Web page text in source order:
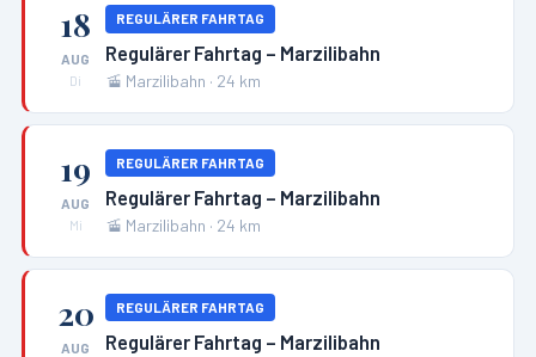
18
AUG
Di
REGULÄRER FAHRTAG
Regulärer Fahrtag – Marzilibahn
🚡 Marzilibahn · 24 km
19
AUG
Mi
REGULÄRER FAHRTAG
Regulärer Fahrtag – Marzilibahn
🚡 Marzilibahn · 24 km
20
AUG
REGULÄRER FAHRTAG
Regulärer Fahrtag – Marzilibahn